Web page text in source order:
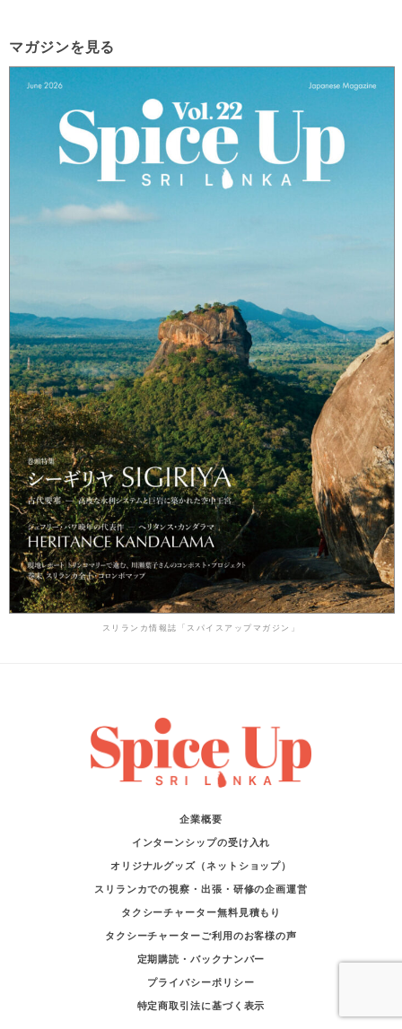
マガジンを見る
スリランカ情報誌「スパイスアップマガジン」
企業概要
インターンシップの受け入れ
オリジナルグッズ（ネットショップ）
スリランカでの視察・出張・研修の企画運営
タクシーチャーター無料見積もり
タクシーチャーターご利用のお客様の声
定期購読・バックナンバー
プライバシーポリシー
特定商取引法に基づく表示